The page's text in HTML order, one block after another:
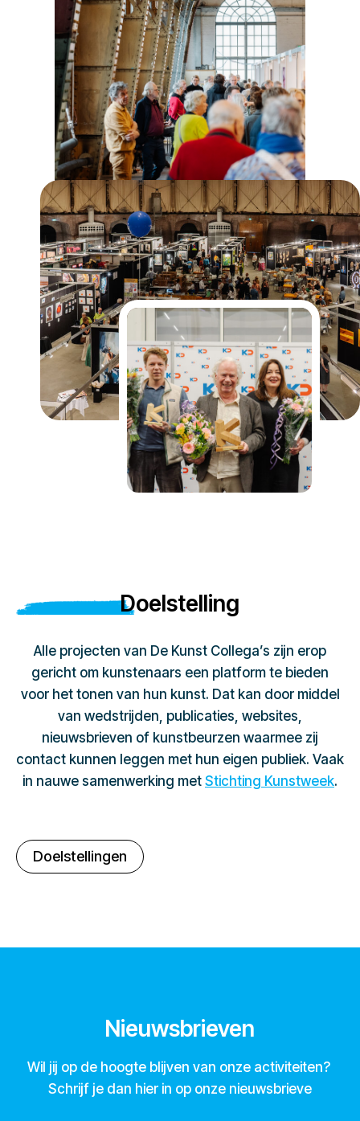
Doelstelling
Alle projecten van De Kunst Collega’s zijn erop
gericht om kunstenaars een platform te bieden
voor het tonen van hun kunst. Dat kan door middel
van wedstrijden, publicaties, websites,
nieuwsbrieven of kunstbeurzen waarmee zij
contact kunnen leggen met hun eigen publiek. Vaak
in nauwe samenwerking met Stichting Kunstweek.
Doelstellingen
Nieuwsbrieven
Wil jij op de hoogte blijven van onze activiteiten?
Schrijf je dan hier in op onze nieuwsbrieve